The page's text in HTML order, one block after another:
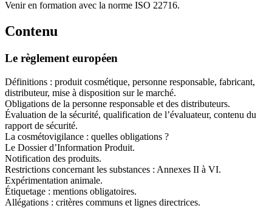
Venir en formation avec la norme ISO 22716.
Contenu
Le règlement européen
Définitions : produit cosmétique, personne responsable, fabricant,
distributeur, mise à disposition sur le marché.
Obligations de la personne responsable et des distributeurs.
Évaluation de la sécurité, qualification de l’évaluateur, contenu du
rapport de sécurité.
La cosmétovigilance : quelles obligations ?
Le Dossier d’Information Produit.
Notification des produits.
Restrictions concernant les substances : Annexes II à VI.
Expérimentation animale.
Étiquetage : mentions obligatoires.
Allégations : critères communs et lignes directrices.